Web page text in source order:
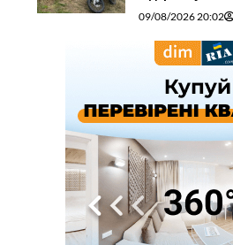
09/08/2026 20:02